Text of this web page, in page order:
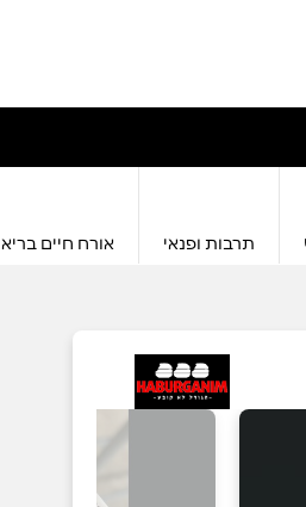
תרבות ופנאי אורח חיים בריא